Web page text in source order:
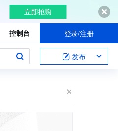
控制台 登录/注册
发布